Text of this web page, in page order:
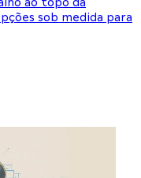
sob medida para